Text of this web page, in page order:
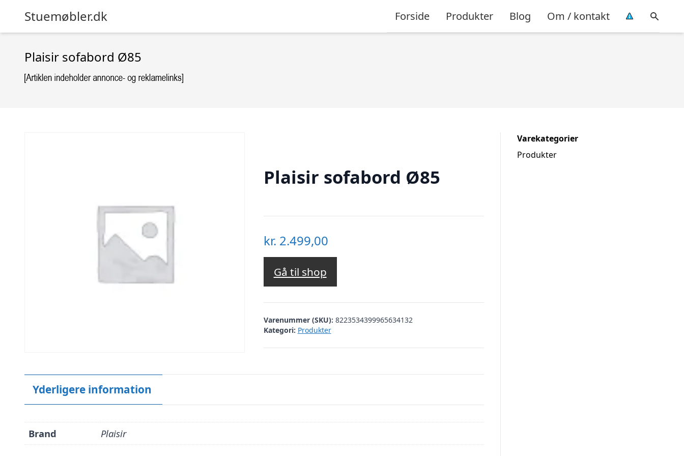
Stuemøbler.dk Forside Produkter Blog Om / kontakt
Plaisir sofabord Ø85
Plaisir sofabord Ø85
kr. 2.499,00
Gå til shop
Varenummer (SKU): 8223534399965634132
Kategori: Produkter
Yderligere information
Brand Plaisir
Varekategorier
Produkter